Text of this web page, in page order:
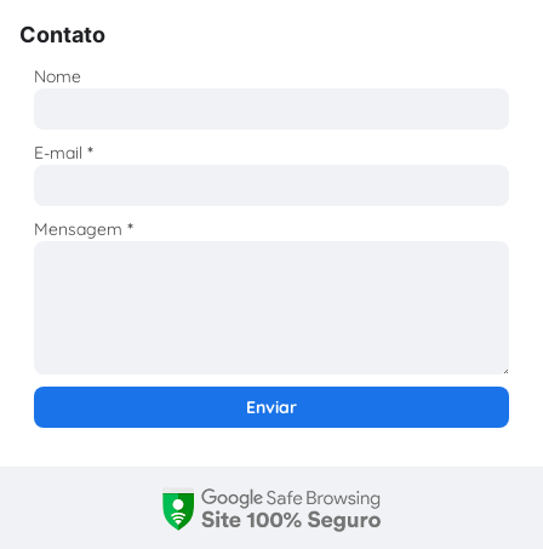
Contato
Nome
E-mail*
Mensagem*